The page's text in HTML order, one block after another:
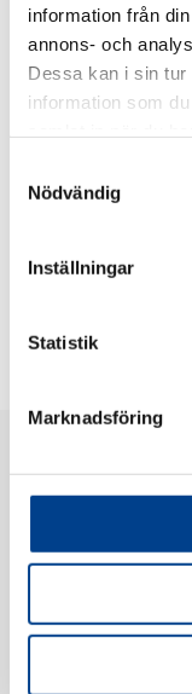
information från
annons- och
Dessa kan i sin tur
information som
Nödvändig
Inställningar
Statistik
Marknadsföring
Ellen is ourDigital
for our digital solutions
constantly improving
digitally, both internally
outside world and our
various forms and from
retail and also has
Ellen’s great passion is